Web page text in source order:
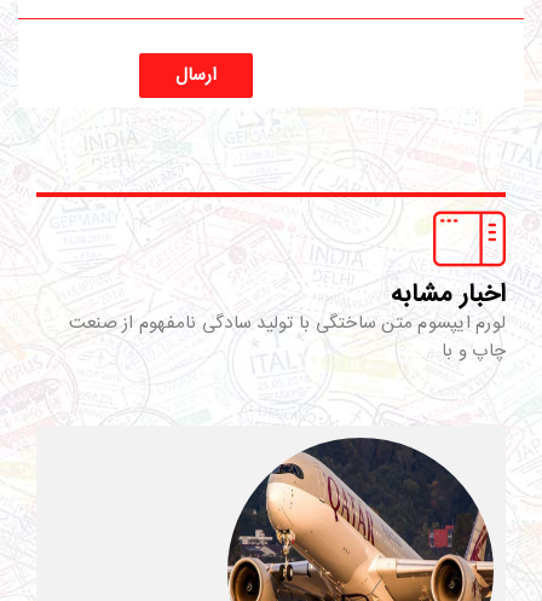
ارسال
اخبار مشابه
لورم ایپسوم متن ساختگی با تولید سادگی نامفهوم از صنعت
چاپ و با